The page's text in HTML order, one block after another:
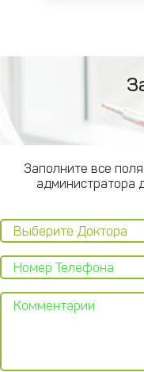
Заполните все
администратора